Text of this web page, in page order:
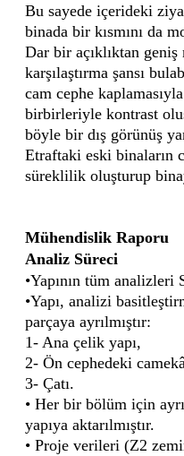
Bu sayede içerideki
binada bir kısmını da
Dar bir açıklıktan
karşılaştırma şansı
cam cephe
birbirleriyle kontrast
böyle bir dış görünüş
Etraftaki eski binaların
süreklilik oluşturup
Mühendislik Raporu
Analiz Süreci
•Yapının tüm analizleri
•Yapı, analizi
parçaya ayrılmıştır:
1- Ana çelik yapı,
2- Ön cephedeki
3- Çatı.
• Her bir bölüm için
yapıya aktarılmıştır.
• Proje verileri (Z2